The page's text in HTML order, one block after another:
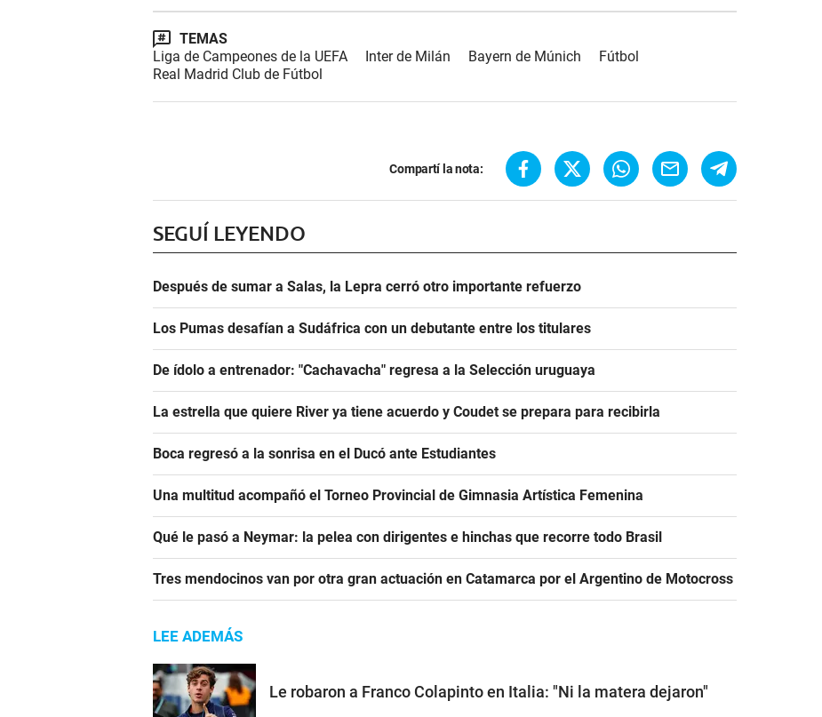
TEMAS
Liga de Campeones de la UEFA
Inter de Milán Bayern de Múnich
Fútbol
Real Madrid Club de Fútbol
Compartí la nota:
SEGUÍ LEYENDO
Después de sumar a Salas, la Lepra cerró otro importante refuerzo
Los Pumas desafían a Sudáfrica con un debutante entre los titulares
De ídolo a entrenador: "Cachavacha" regresa a la Selección uruguaya
La estrella que quiere River ya tiene acuerdo y Coudet se prepara para recibirla
Boca regresó a la sonrisa en el Ducó ante Estudiantes
Una multitud acompañó el Torneo Provincial de Gimnasia Artística Femenina
Qué le pasó a Neymar: la pelea con dirigentes e hinchas que recorre todo Brasil
Tres mendocinos van por otra gran actuación en Catamarca por el Argentino de Motocross
LEE ADEMÁS
Le robaron a Franco Colapinto en Italia: "Ni la matera dejaron"